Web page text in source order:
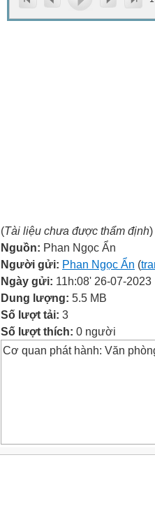
(Tài liệu chưa được thẩm định)
Nguồn: Phan Ngọc Ẩn
Người gửi: Phan Ngọc Ẩn (
Ngày gửi: 11h:08' 26-07-2023
Dung lượng: 5.5 MB
Số lượt tải: 3
Số lượt thích: 0 người
Cơ quan phát hành: Văn